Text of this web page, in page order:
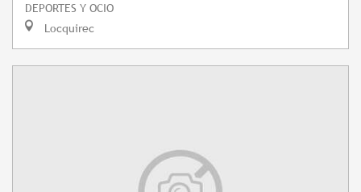
DEPORTES Y OCIO
Locquirec